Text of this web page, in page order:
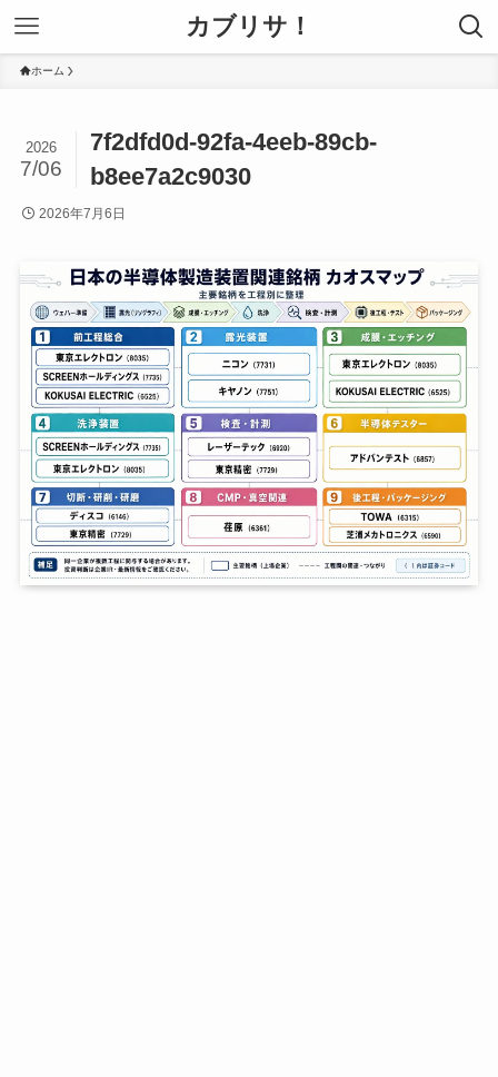
カブリサ！
ホーム
7f2dfd0d-92fa-4eeb-89cb-
b8ee7a2c9030
2026
7/06
2026年7月6日